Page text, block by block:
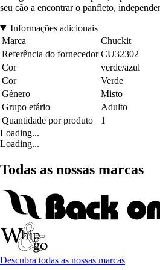
seu cão a encontrar o panfleto,
Informações adicionais
Marca
Chuckit
Referência do fornecedor CU32302
Cor
verde/azul
Cor
Verde
Género
Misto
Grupo etário
Adulto
Quantidade por produto
1
Loading...
Loading...
Todas as nossas marcas
Descubra todas as nossas marcas